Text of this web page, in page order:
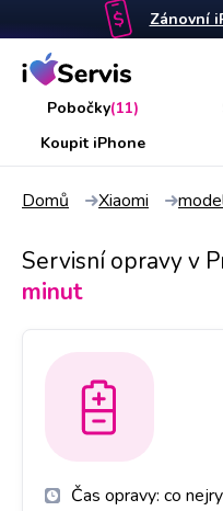
Zánovní
Pobočky(11)
Koupit iPhone
Domů Xiaomi
Servisní opravy v
minut
Čas opravy: co